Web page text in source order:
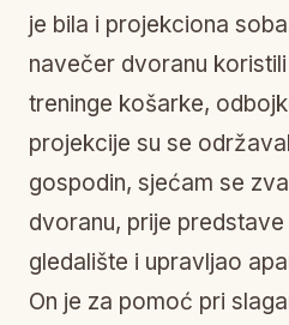
je bila i projekciona
navečer dvoranu
treninge košarke,
projekcije su se
gospodin, sjećam se
dvoranu, prije
gledalište i upravljao
On je za pomoć pri